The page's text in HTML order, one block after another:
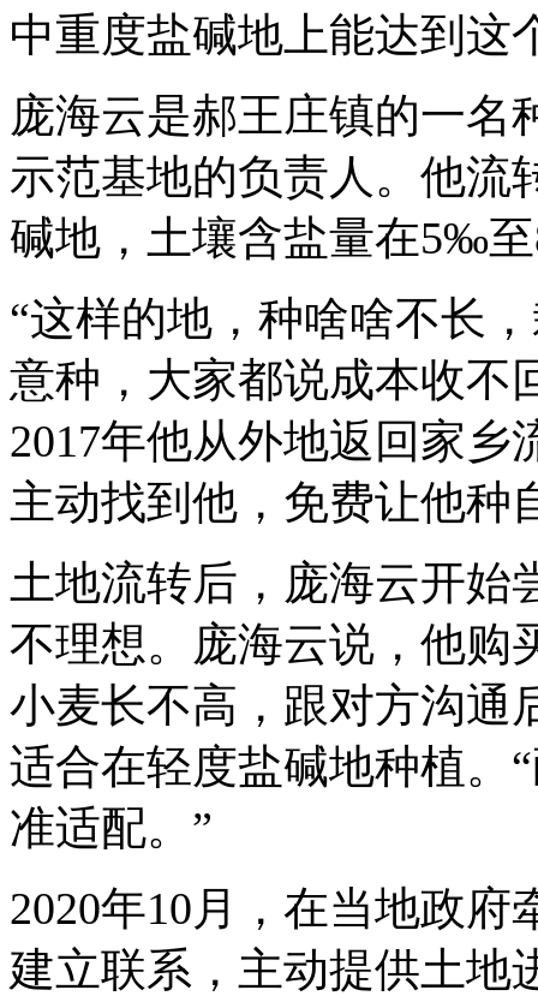
中重度盐碱地上能达到这
庞海云是郝王庄镇的一名
示范基地的负责人。他流
碱地，土壤含盐量在5‰
“这样的地，种啥啥不长
意种，大家都说成本收不
2017年他从外地返回家
主动找到他，免费让他种
土地流转后，庞海云开始
不理想。庞海云说，他购
小麦长不高，跟对方沟通
适合在轻度盐碱地种植。
准适配。”
2020年10月，在当地政
建立联系，主动提供土地